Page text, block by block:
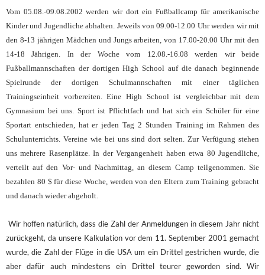
Vom 05.08.-09.08.2002 werden wir dort ein Fußballcamp für amerikanische
Kinder und Jugendliche abhalten. Jeweils von 09.00-12.00 Uhr werden wir mit
den 8-13 jährigen Mädchen und Jungs arbeiten, von 17.00-20.00 Uhr mit den
14-18 Jährigen. In der Woche vom 12.08.-16.08 werden wir beide
Fußballmannschaften der dortigen High School auf die danach beginnende
Spielrunde der dortigen Schulmannschaften mit einer täglichen
Trainingseinheit vorbereiten. Eine High School ist vergleichbar mit dem
Gymnasium bei uns. Sport ist Pflichtfach und hat sich ein Schüler für eine
Sportart entschieden, hat er jeden Tag 2 Stunden Training im Rahmen des
Schulunterrichts. Vereine wie bei uns sind dort selten. Zur Verfügung stehen
uns mehrere Rasenplätze. In der Vergangenheit haben etwa 80 Jugendliche,
verteilt auf den Vor- und Nachmittag, an diesem Camp teilgenommen. Sie
bezahlen 80 $ für diese Woche, werden von den Eltern zum Training gebracht
und danach wieder abgeholt.
Wir hoffen natürlich, dass die Zahl der Anmeldungen in diesem Jahr nicht
zurückgeht, da unsere Kalkulation vor dem 11. September 2001 gemacht
wurde, die Zahl der Flüge in die USA um ein Drittel gestrichen wurde, die
aber dafür auch mindestens ein Drittel teurer geworden sind. Wir